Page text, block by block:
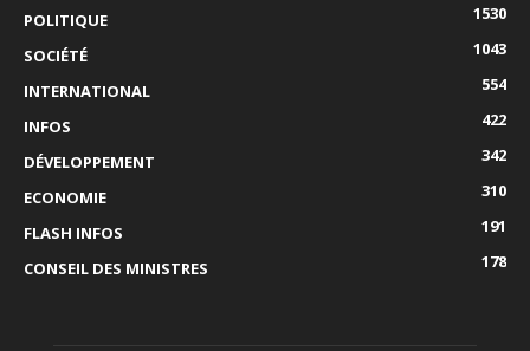
POLITIQUE
1530
SOCIÉTÉ
1043
INTERNATIONAL
554
INFOS
422
DÉVELOPPEMENT
342
ECONOMIE
310
FLASH INFOS
191
CONSEIL DES MINISTRES
178